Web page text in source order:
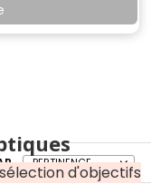
sélection d'objectifs